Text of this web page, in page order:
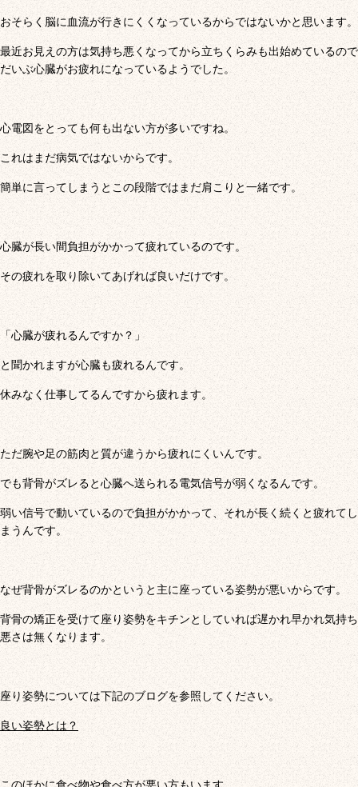
おそらく脳に血流が行きにくくなっているからではないかと思います。
最近お見えの方は気持ち悪くなってから立ちくらみも出始めているので
だいぶ心臓がお疲れになっているようでした。
心電図をとっても何も出ない方が多いですね。
これはまだ病気ではないからです。
簡単に言ってしまうとこの段階ではまだ肩こりと一緒です。
心臓が長い間負担がかかって疲れているのです。
その疲れを取り除いてあげれば良いだけです。
「心臓が疲れるんですか？」
と聞かれますが心臓も疲れるんです。
休みなく仕事してるんですから疲れます。
ただ腕や足の筋肉と質が違うから疲れにくいんです。
でも背骨がズレると心臓へ送られる電気信号が弱くなるんです。
弱い信号で動いているので負担がかかって、それが長く続くと疲れてし
まうんです。
なぜ背骨がズレるのかというと主に座っている姿勢が悪いからです。
背骨の矯正を受けて座り姿勢をキチンとしていれば遅かれ早かれ気持ち
悪さは無くなります。
座り姿勢については下記のブログを参照してください。
良い姿勢とは？